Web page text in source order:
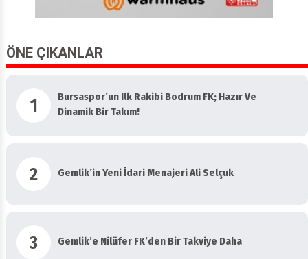
ÖNE ÇIKANLAR
1
Bursaspor’un Ilk Rakibi Bodrum FK; Hazır Ve
Dinamik Bir Takım!
2 Gemlik’in Yeni İdari Menajeri Ali Selçuk
3 Gemlik’e Nilüfer FK’den Bir Takviye Daha